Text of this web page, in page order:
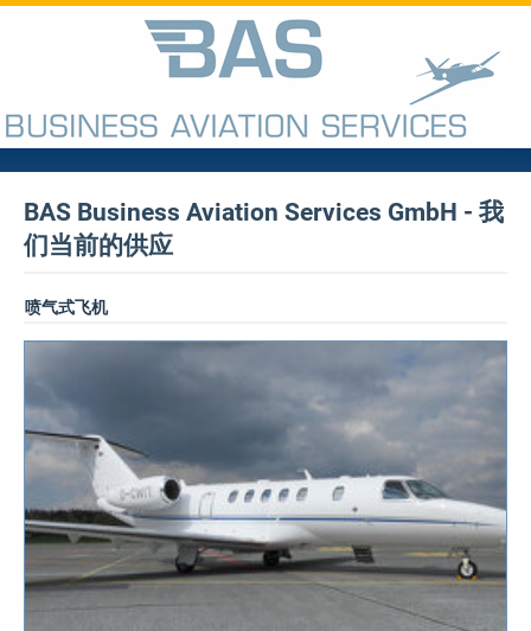
BAS Business Aviation Services GmbH - 我
们当前的供应
喷气式飞机